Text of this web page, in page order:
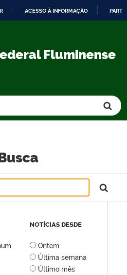
CONTEÚDO
ACESSO À INFORMAÇÃO
Fluminense
NOTÍCIAS DESDE
Ontem
Última semana
Último mês